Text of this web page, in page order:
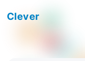
Clever